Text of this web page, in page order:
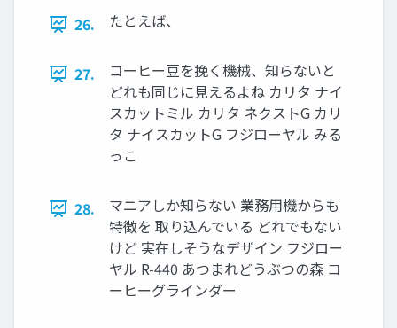
26. たとえば、
27.
コーヒー豆を挽く機械、知らないと
どれも同じに見えるよね カリタ ナイ
スカットミル カリタ ネクストG カリ
タ ナイスカットG フジローヤル みる
っこ
28.
マニアしか知らない 業務用機からも
特徴を 取り込んでいる どれでもない
けど 実在しそうなデザイン フジロー
ヤル R-440 あつまれどうぶつの森 コ
ーヒーグラインダー